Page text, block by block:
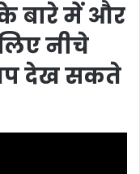
के बारे में और
नीचे
देख सकते